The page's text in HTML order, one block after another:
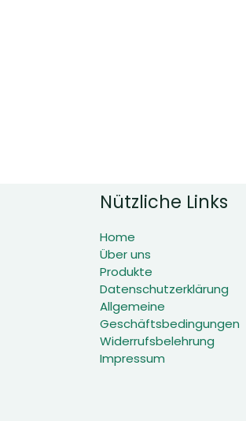
Nützliche Links
Home
Über uns
Produkte
Datenschutzerklärung
Allgemeine
Geschäftsbedingungen
Widerrufsbelehrung
Impressum